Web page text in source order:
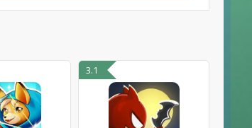
3.1